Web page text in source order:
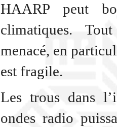
HAARP peut
climatiques.
menacé, en
est fragile.
Les trous dans
ondes radio